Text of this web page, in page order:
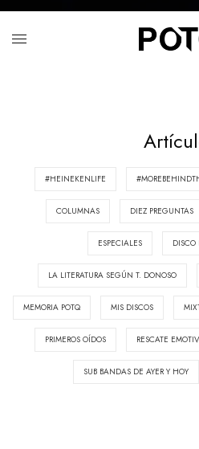
#HEINEKENLIFE
COLUMNAS DIEZ PREGUNTAS
ESPECIALES
LA LITERATURA SEGÚN T. DONOSO
MEMORIA POTQ MIS DISCOS
PRIMEROS OÍDOS RESCATE
SUB BANDAS DE AYER Y HOY